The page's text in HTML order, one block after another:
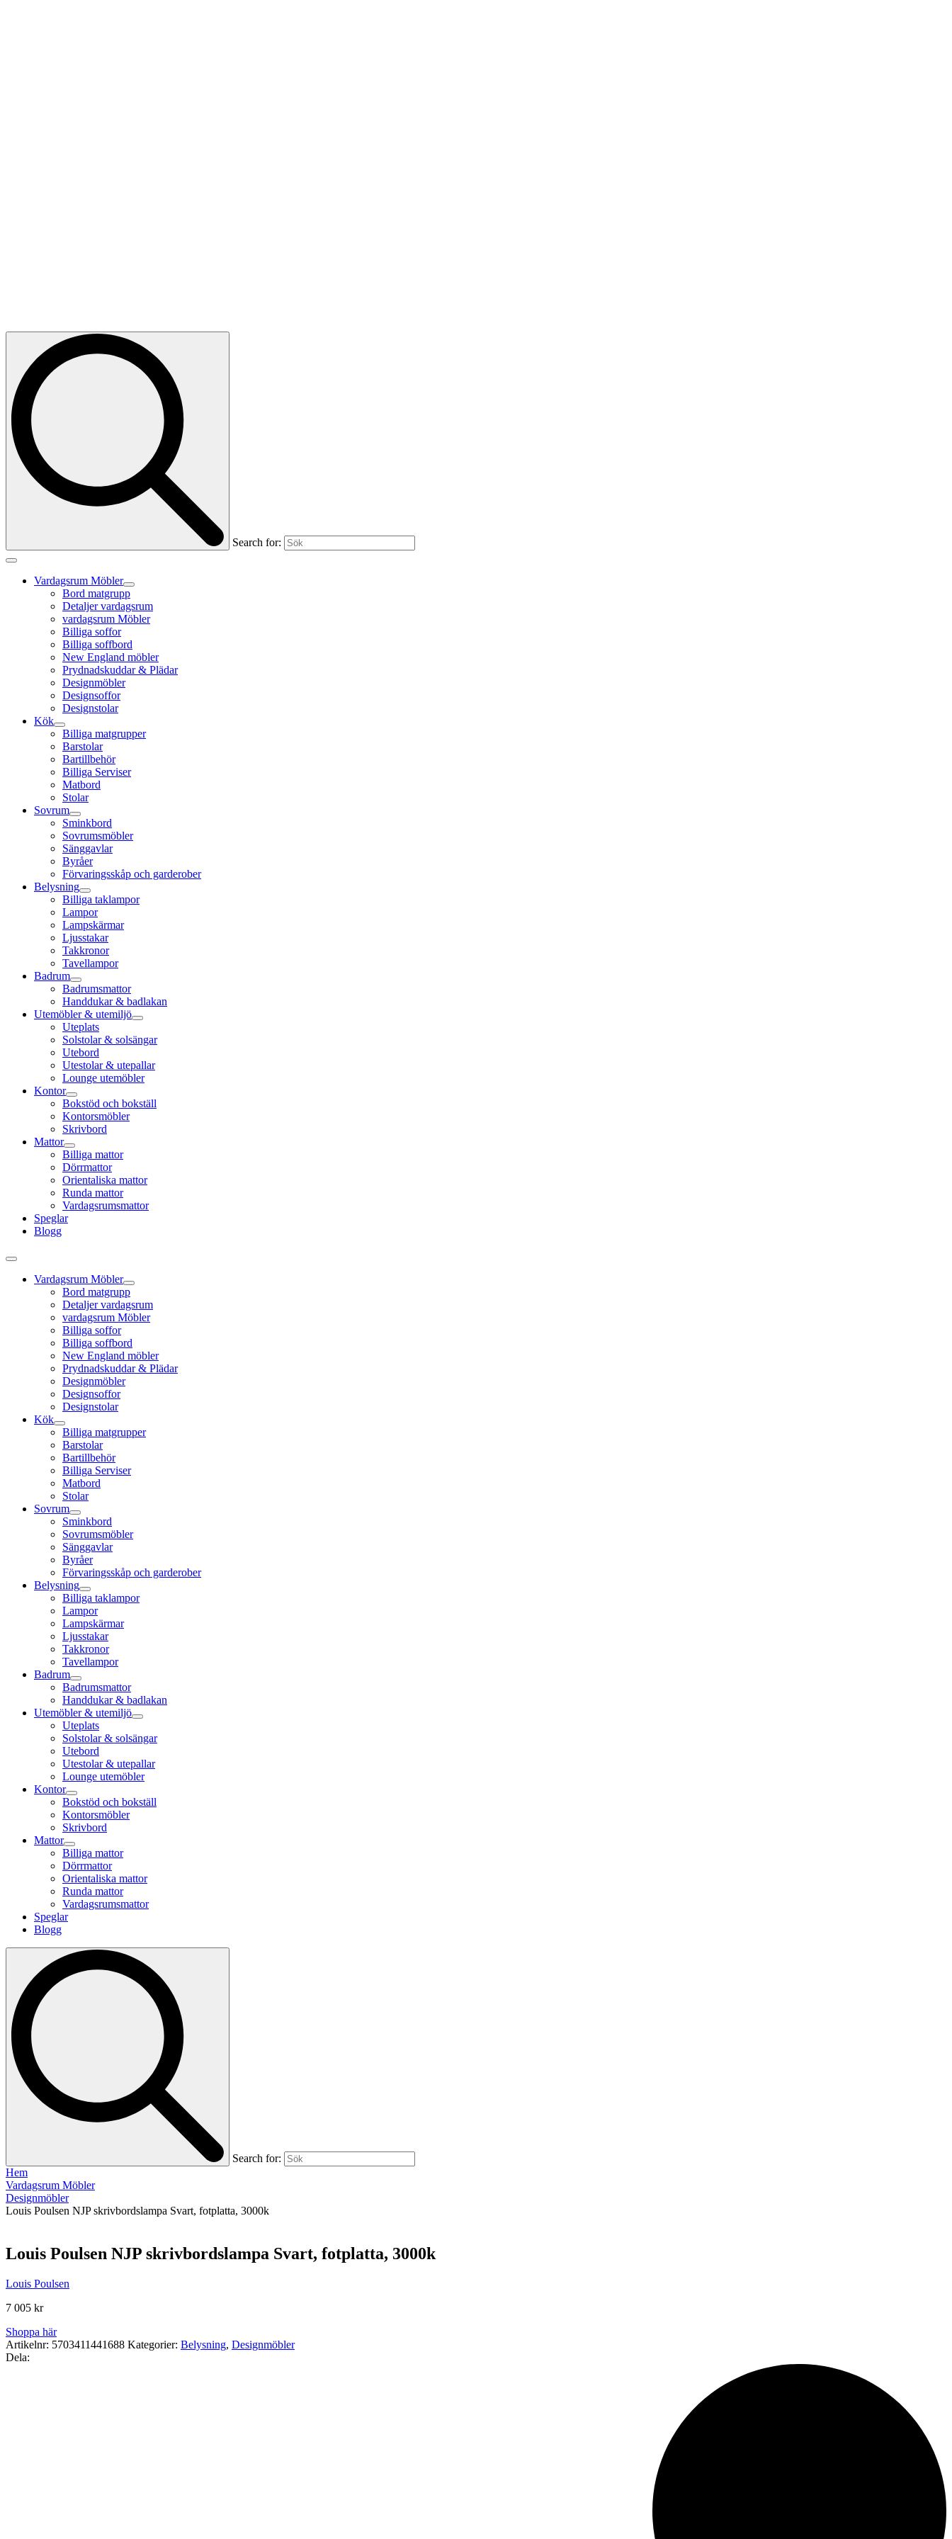
Search for:
Vardagsrum Möbler
Bord matgrupp
Detaljer vardagsrum
vardagsrum Möbler
Billiga soffor
Billiga soffbord
New England möbler
Prydnadskuddar & Plädar
Designmöbler
Designsoffor
Designstolar
Kök
Billiga matgrupper
Barstolar
Bartillbehör
Billiga Serviser
Matbord
Stolar
Sovrum
Sminkbord
Sovrumsmöbler
Sänggavlar
Byråer
Förvaringsskåp och garderober
Belysning
Billiga taklampor
Lampor
Lampskärmar
Ljusstakar
Takkronor
Tavellampor
Badrum
Badrumsmattor
Handdukar & badlakan
Utemöbler & utemiljö
Uteplats
Solstolar & solsängar
Utebord
Utestolar & utepallar
Lounge utemöbler
Kontor
Bokstöd och bokställ
Kontorsmöbler
Skrivbord
Mattor
Billiga mattor
Dörrmattor
Orientaliska mattor
Runda mattor
Vardagsrumsmattor
Speglar
Blogg
Vardagsrum Möbler
Bord matgrupp
Detaljer vardagsrum
vardagsrum Möbler
Billiga soffor
Billiga soffbord
New England möbler
Prydnadskuddar & Plädar
Designmöbler
Designsoffor
Designstolar
Kök
Billiga matgrupper
Barstolar
Bartillbehör
Billiga Serviser
Matbord
Stolar
Sovrum
Sminkbord
Sovrumsmöbler
Sänggavlar
Byråer
Förvaringsskåp och garderober
Belysning
Billiga taklampor
Lampor
Lampskärmar
Ljusstakar
Takkronor
Tavellampor
Badrum
Badrumsmattor
Handdukar & badlakan
Utemöbler & utemiljö
Uteplats
Solstolar & solsängar
Utebord
Utestolar & utepallar
Lounge utemöbler
Kontor
Bokstöd och bokställ
Kontorsmöbler
Skrivbord
Mattor
Billiga mattor
Dörrmattor
Orientaliska mattor
Runda mattor
Vardagsrumsmattor
Speglar
Blogg
Search for:
Hem
Vardagsrum Möbler
Designmöbler
Louis Poulsen NJP skrivbordslampa Svart, fotplatta, 3000k
Louis Poulsen NJP skrivbordslampa Svart, fotplatta, 3000k
Louis Poulsen
7 005 kr
Shoppa här
Artikelnr: 5703411441688 Kategorier: Belysning, Designmöbler
Dela: